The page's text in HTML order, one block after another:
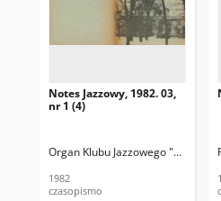
Notes Jazzowy, 1982. 03,
nr 1 (4)
Organ Klubu Jazzowego "Rotunda"
1982
czasopismo